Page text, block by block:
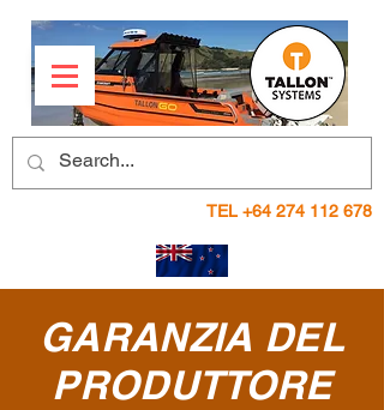
TEL +64 274 112 678
GARANZIA DEL
PRODUTTORE